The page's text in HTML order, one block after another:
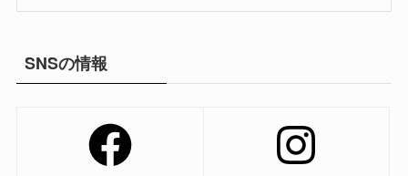
SNSの情報